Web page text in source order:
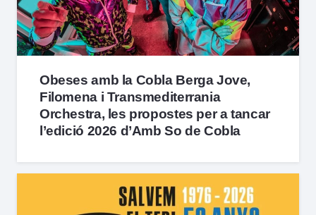
Obeses amb la Cobla Berga Jove,
Filomena i Transmediterrania
Orchestra, les propostes per a tancar
l’edició 2026 d’Amb So de Cobla